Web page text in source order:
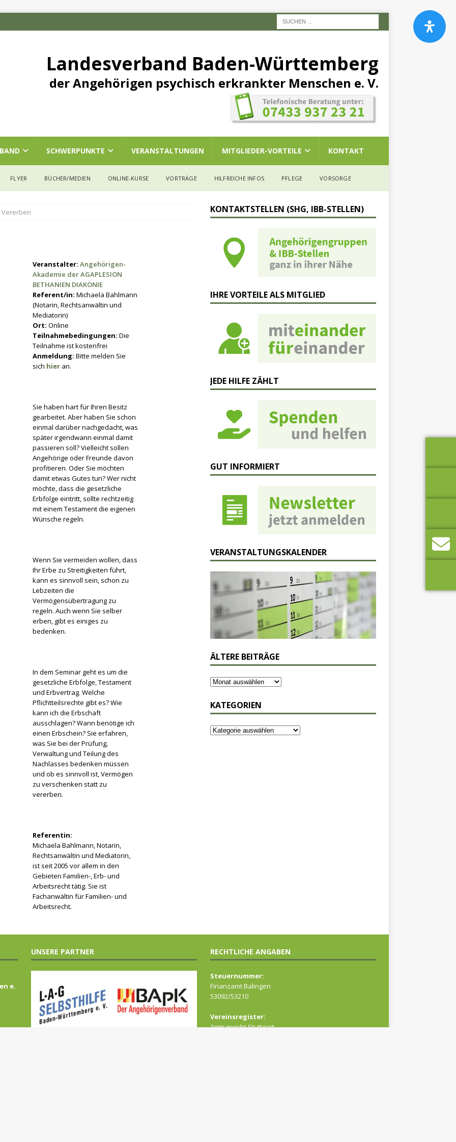
Landesverband Baden-Württemberg
der Angehörigen psychisch erkrankter Menschen e. V.
SCHWERPUNKTE VERANSTALTUNGEN MITGLIEDER-VORTEILE KONTAKT
FLYER BÜCHER/MEDIEN ONLINE-KURSE VORTRÄGE HILFREICHE INFOS PFLEGE VORSORGE
Vererben
Veranstalter: Angehörigen-
Akademie der AGAPLESION
BETHANIEN DIAKONIE
Referent/in: Michaela Bahlmann
(Notarin, Rechtsanwältin und
Mediatorin)
Ort: Online
Teilnahmebedingungen: Die
Teilnahme ist kostenfrei
Anmeldung: Bitte melden Sie
sich hier an.
Sie haben hart für Ihren Besitz
gearbeitet. Aber haben Sie schon
einmal darüber nachgedacht, was
später irgendwann einmal damit
passieren soll? Vielleicht sollen
Angehörige oder Freunde davon
profitieren. Oder Sie möchten
damit etwas Gutes tun? Wer nicht
möchte, dass die gesetzliche
Erbfolge eintritt, sollte rechtzeitig
mit einem Testament die eigenen
Wünsche regeln.
Wenn Sie vermeiden wollen, dass
Ihr Erbe zu Streitigkeiten führt,
kann es sinnvoll sein, schon zu
Lebzeiten die
Vermögensübertragung zu
regeln. Auch wenn Sie selber
erben, gibt es einiges zu
bedenken.
In dem Seminar geht es um die
gesetzliche Erbfolge, Testament
und Erbvertrag. Welche
Pflichtteilsrechte gibt es? Wie
kann ich die Erbschaft
ausschlagen? Wann benötige ich
einen Erbschein? Sie erfahren,
was Sie bei der Prüfung,
Verwaltung und Teilung des
Nachlasses bedenken müssen
und ob es sinnvoll ist, Vermögen
zu verschenken statt zu
vererben.
Referentin:
Michaela Bahlmann, Notarin,
Rechtsanwältin und Mediatorin,
ist seit 2005 vor allem in den
Gebieten Familien-, Erb- und
Arbeitsrecht tätig. Sie ist
Fachanwältin für Familien- und
Arbeitsrecht.
KONTAKTSTELLEN (SHG, IBB-STELLEN)
IHRE VORTEILE ALS MITGLIED
JEDE HILFE ZÄHLT
GUT INFORMIERT
VERANSTALTUNGSKALENDER
ÄLTERE BEITRÄGE
KATEGORIEN
e.
UNSERE PARTNER RECHTLICHE ANGABEN
Steuernummer:
Finanzamt Balingen
53092/53210
Vereinsregister:
Amtsgericht Stuttgart